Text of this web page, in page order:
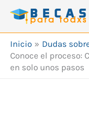
Inicio
Dudas
Conoce el proceso:
en solo unos pasos